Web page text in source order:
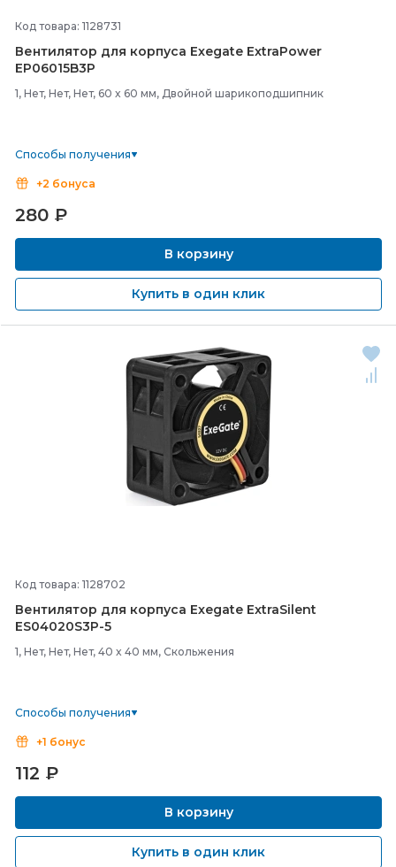
Код товара: 1128731
Вентилятор для корпуса Exegate ExtraPower
EP06015B3P
1, Нет, Нет, Нет, 60 x 60 мм, Двойной шарикоподшипник
Способы получения
+2 бонуса
280 ₽
В корзину
Купить в один клик
Код товара: 1128702
Вентилятор для корпуса Exegate ExtraSilent
ES04020S3P-5
1, Нет, Нет, Нет, 40 x 40 мм, Скольжения
Способы получения
+1 бонус
112 ₽
В корзину
Купить в один клик